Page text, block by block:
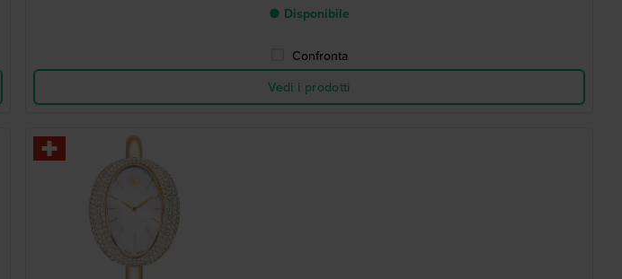
● Disponibile
Confronta
Vedi i prodotti